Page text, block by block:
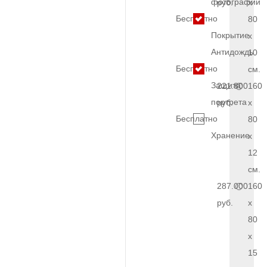
Бесплатно
Покрытие
Антидождь
Бесплатно
Защита
портрета
Бесплатно
Хранение
руб.
x
80
x
10
см.
221.800
руб.
160
x
80
x
12
см.
287.000
руб.
160
x
80
x
15